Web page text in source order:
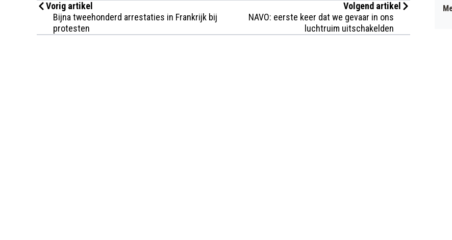
Vorig artikel
Bijna tweehonderd arrestaties in Frankrijk bij
protesten
Volgend artikel
NAVO: eerste keer dat we gevaar in ons
luchtruim uitschakelden